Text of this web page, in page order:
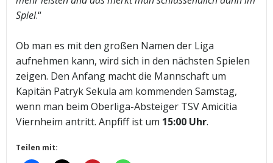
Spiel.“
Ob man es mit den großen Namen der Liga
aufnehmen kann, wird sich in den nächsten Spielen
zeigen. Den Anfang macht die Mannschaft um
Kapitän Patryk Sekula am kommenden Samstag,
wenn man beim Oberliga-Absteiger TSV Amicitia
Viernheim antritt. Anpfiff ist um 15:00 Uhr.
Teilen mit: